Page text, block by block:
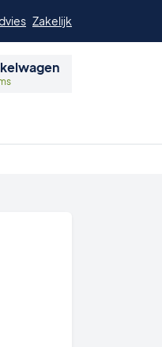
Zakelijk